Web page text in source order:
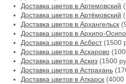
Доставка цветов в Артемовский
Доставка цветов в Артёмовский
Доставка цветов в Архангельск
Доставка цветов в Архипо-
Доставка цветов в Асбест(1500
Доставка цветов в Аскарово
Доставка цветов в Аскиз (1500
Доставка цветов в Астрахань
Доставка цветов в Аткарск (4000